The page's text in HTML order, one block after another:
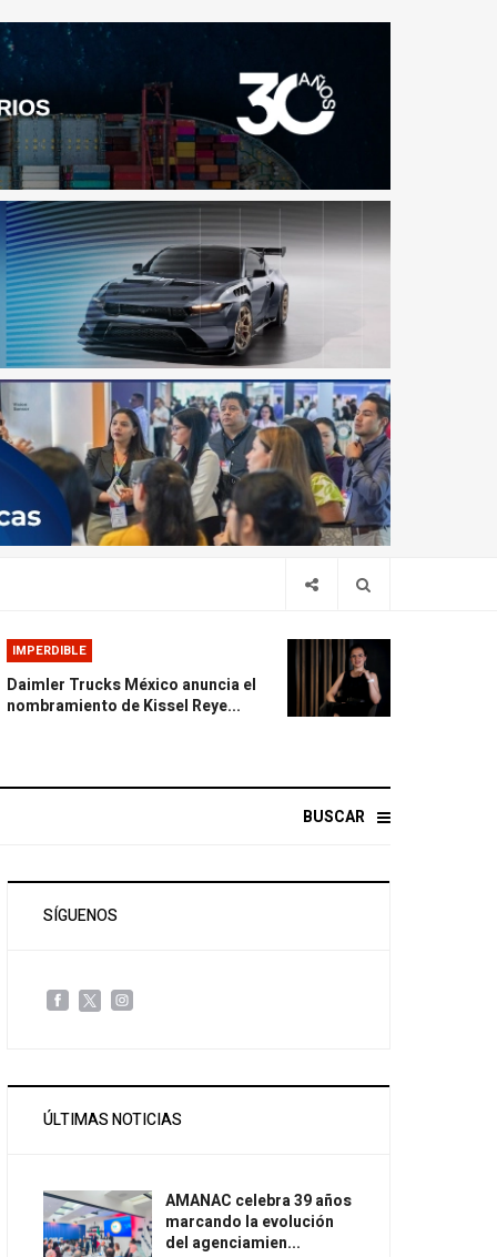
IMPERDIBLE
Daimler Trucks México anuncia el
nombramiento de Kissel Reye...
BUSCAR
SÍGUENOS
ÚLTIMAS NOTICIAS
AMANAC celebra 39 años
marcando la evolución
del agenciamien...